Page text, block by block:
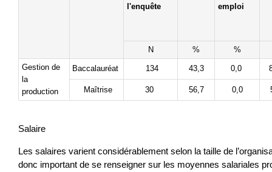
l'enquête
emploi
N % %
Gestion de
la
production
Baccalauréat 134 43,3 0,0
Maîtrise 30 56,7 0,0
Salaire
Les salaires varient considérablement selon la taille de
donc important de se renseigner sur les moyennes salariales